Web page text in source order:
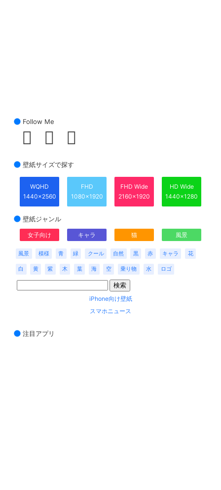
Follow Me
壁紙サイズで探す
WQHD
1440x2560
FHD
1080x1920
FHD Wide
2160x1920
HD Wide
1440x1280
壁紙ジャンル
女子向け キャラ 猫 風景
風景 模様 青 緑 クール 自然 黒 赤 キャラ 花
白 黄 紫 木 葉 海 空 乗り物 水 ロゴ
iPhone向け壁紙
スマホニュース
注目アプリ